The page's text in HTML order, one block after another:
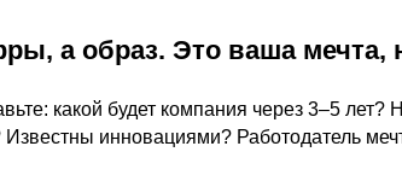
а образ. Это ваша мечта,
какой будет компания через 3–5
инновациями? Работодатель